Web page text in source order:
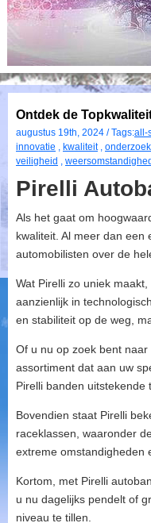
Ontdek de
augustus 19th, 2024 / Tags:all-
innovatie , kwaliteit,
veiligheid ,
Pirelli
Als het gaat om
kwaliteit. Al meer dan
automobilisten over de
Wat Pirelli zo uniek
aanzienlijk in
en stabiliteit op de weg,
Of u nu op zoek bent
assortiment dat aan uw
Pirelli banden
Bovendien staat Pirelli
raceklassen, waaronder
extreme omstandigheden
Kortom, met Pirelli
u nu dagelijks pendelt of
niveau te tillen.